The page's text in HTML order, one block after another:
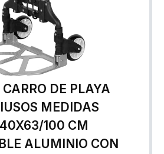
DE PLAYA
MEDIDAS
100 CM
ALUMINIO CON